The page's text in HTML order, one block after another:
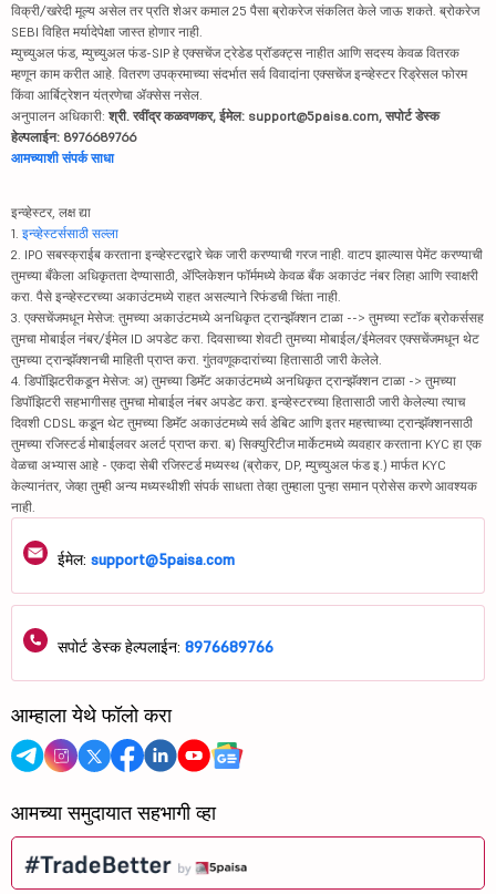
विक्री/खरेदी मूल्य असेल तर प्रति शेअर कमाल 25 पैसा ब्रोकरेज संकलित केले जाऊ शकते. ब्रोकरेज
SEBI विहित मर्यादेपेक्षा जास्त होणार नाही.
म्युच्युअल फंड, म्युच्युअल फंड-SIP हे एक्सचेंज ट्रेडेड प्रॉडक्ट्स नाहीत आणि सदस्य केवळ वितरक
म्हणून काम करीत आहे. वितरण उपक्रमाच्या संदर्भात सर्व विवादांना एक्सचेंज इन्व्हेस्टर रिड्रेसल फोरम
किंवा आर्बिट्रेशन यंत्रणेचा ॲक्सेस नसेल.
अनुपालन अधिकारी: श्री. रवींद्र कळवणकर, ईमेल: support@5paisa.com, सपोर्ट डेस्क
हेल्पलाईन: 8976689766
आमच्याशी संपर्क साधा
इन्व्हेस्टर, लक्ष द्या
1. इन्व्हेस्टर्ससाठी सल्ला
2. IPO सबस्क्राईब करताना इन्व्हेस्टरद्वारे चेक जारी करण्याची गरज नाही. वाटप झाल्यास पेमेंट करण्याची
तुमच्या बँकेला अधिकृतता देण्यासाठी, ॲप्लिकेशन फॉर्ममध्ये केवळ बँक अकाउंट नंबर लिहा आणि स्वाक्षरी
करा. पैसे इन्व्हेस्टरच्या अकाउंटमध्ये राहत असल्याने रिफंडची चिंता नाही.
3. एक्सचेंजमधून मेसेज: तुमच्या अकाउंटमध्ये अनधिकृत ट्रान्झॅक्शन टाळा --> तुमच्या स्टॉक ब्रोकर्ससह
तुमचा मोबाईल नंबर/ईमेल ID अपडेट करा. दिवसाच्या शेवटी तुमच्या मोबाईल/ईमेलवर एक्सचेंजमधून थेट
तुमच्या ट्रान्झॅक्शनची माहिती प्राप्त करा. गुंतवणूकदारांच्या हितासाठी जारी केलेले.
4. डिपॉझिटरीकडून मेसेज: अ) तुमच्या डिमॅट अकाउंटमध्ये अनधिकृत ट्रान्झॅक्शन टाळा -> तुमच्या
डिपॉझिटरी सहभागीसह तुमचा मोबाईल नंबर अपडेट करा. इन्व्हेस्टरच्या हितासाठी जारी केलेल्या त्याच
दिवशी CDSL कडून थेट तुमच्या डिमॅट अकाउंटमध्ये सर्व डेबिट आणि इतर महत्त्वाच्या ट्रान्झॅक्शनसाठी
तुमच्या रजिस्टर्ड मोबाईलवर अलर्ट प्राप्त करा. ब) सिक्युरिटीज मार्केटमध्ये व्यवहार करताना KYC हा एक
वेळचा अभ्यास आहे - एकदा सेबी रजिस्टर्ड मध्यस्थ (ब्रोकर, DP, म्युच्युअल फंड इ.) मार्फत KYC
केल्यानंतर, जेव्हा तुम्ही अन्य मध्यस्थीशी संपर्क साधता तेव्हा तुम्हाला पुन्हा समान प्रोसेस करणे आवश्यक
नाही.
ईमेल: support@5paisa.com
सपोर्ट डेस्क हेल्पलाईन: 8976689766
आम्हाला येथे फॉलो करा
आमच्या समुदायात सहभागी व्हा